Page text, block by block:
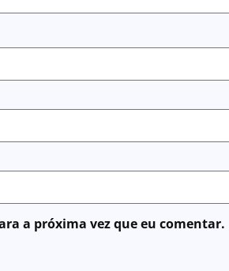
a próxima vez que eu comentar.